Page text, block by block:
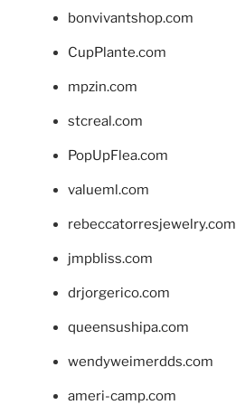
bonvivantshop.com
CupPlante.com
mpzin.com
stcreal.com
PopUpFlea.com
valueml.com
rebeccatorresjewelry.com
jmpbliss.com
drjorgerico.com
queensushipa.com
wendyweimerdds.com
ameri-camp.com